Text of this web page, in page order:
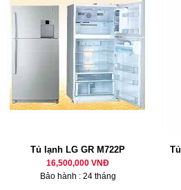
Tủ lạnh LG GR M722P
16,500,000 VNĐ
Bảo hành : 24 tháng